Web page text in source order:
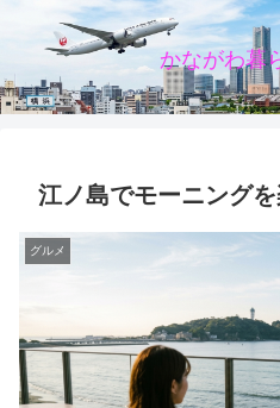
かながわ暮
江ノ島でモーニング
グルメ